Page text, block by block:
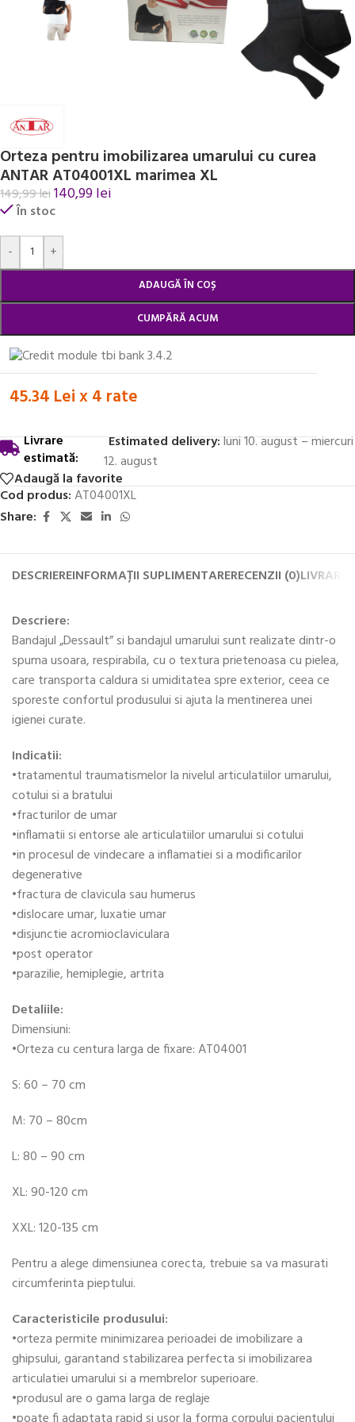
Orteza pentru imobilizarea umarului cu curea
ANTAR AT04001XL marimea XL
149,99lei140,99lei
În stoc
-
+
ADAUGĂ ÎN COȘ
CUMPĂRĂ ACUM
45.34 Lei x 4 rate
Alternative:
Livrare
estimată:
Estimated delivery:luni 10. august – miercuri
12. august
Adaugă la favorite
Cod produs:AT04001XL
Share:
DESCRIEREINFORMAȚII SUPLIMENTARERECENZII (0)LIVRARE
Descriere:
Bandajul „Dessault” si bandajul umarului sunt realizate dintr-o
spuma usoara, respirabila, cu o textura prietenoasa cu pielea,
care transporta caldura si umiditatea spre exterior, ceea ce
sporeste confortul produsului si ajuta la mentinerea unei
igienei curate.
Indicatii:
•tratamentul traumatismelor la nivelul articulatiilor umarului,
cotului si a bratului
•fracturilor de umar
•inflamatii si entorse ale articulatiilor umarului si cotului
•in procesul de vindecare a inflamatiei si a modificarilor
degenerative
•fractura de clavicula sau humerus
•dislocare umar, luxatie umar
•disjunctie acromioclaviculara
•post operator
•parazilie, hemiplegie, artrita
Detaliile:
Dimensiuni:
•Orteza cu centura larga de fixare: AT04001
S: 60 – 70 cm
M: 70 – 80cm
L: 80 – 90 cm
XL: 90-120 cm
XXL: 120-135 cm
Pentru a alege dimensiunea corecta, trebuie sa va masurati
circumferinta pieptului.
Caracteristicile produsului:
•orteza permite minimizarea perioadei de imobilizare a
ghipsului, garantand stabilizarea perfecta si imobilizarea
articulatiei umarului si a membrelor superioare.
•produsul are o gama larga de reglaje